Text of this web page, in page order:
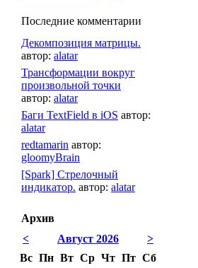
Последние комментарии
Декомпозиция матрицы.
автор: alatar
Трансформации вокруг
произвольной точки
автор: alatar
Баги TextField в iOS автор:
alatar
redtamarin автор:
gloomyBrain
[Spark] Стрелочный
индикатор. автор: alatar
Архив
<
>
Август 2026
Вс Пн Вт Ср Чт Пт Сб